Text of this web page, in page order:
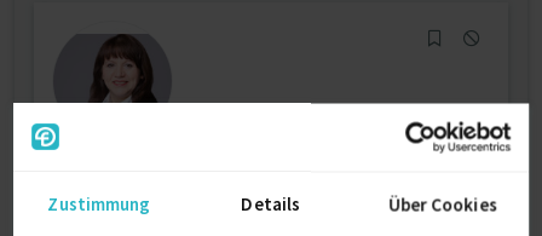
Zustimmung Details Über Cookies